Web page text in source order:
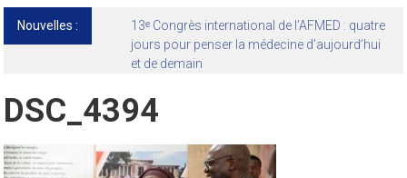
Nouvelles :
13ᵉ Congrès international de l’AFMED : quatre
jours pour penser la médecine d’aujourd’hui
et de demain
DSC_4394